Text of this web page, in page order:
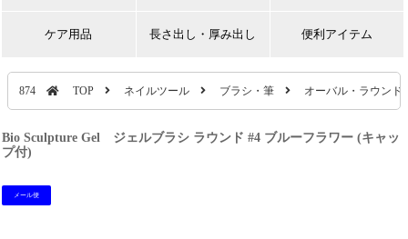
ケア用品 長さ出し・厚み出し 便利アイテム
874 TOP ネイルツール ブラシ・筆 オーバル・ラウンド
Bio Sculpture Gel ジェルブラシ ラウンド #4 ブルーフラワー (キャッ
プ付)
メール便